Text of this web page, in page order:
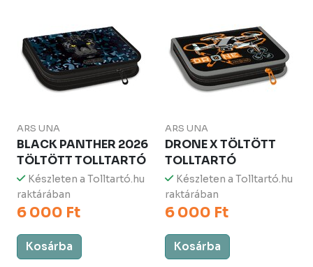
ARS UNA
BLACK PANTHER 2026
TÖLTÖTT TOLLTARTÓ
Készleten a Tolltartó.hu
raktárában
6 000 Ft
Kosárba
ARS UNA
DRONE X TÖLTÖTT
TOLLTARTÓ
Készleten a Tolltartó.hu
raktárában
6 000 Ft
Kosárba